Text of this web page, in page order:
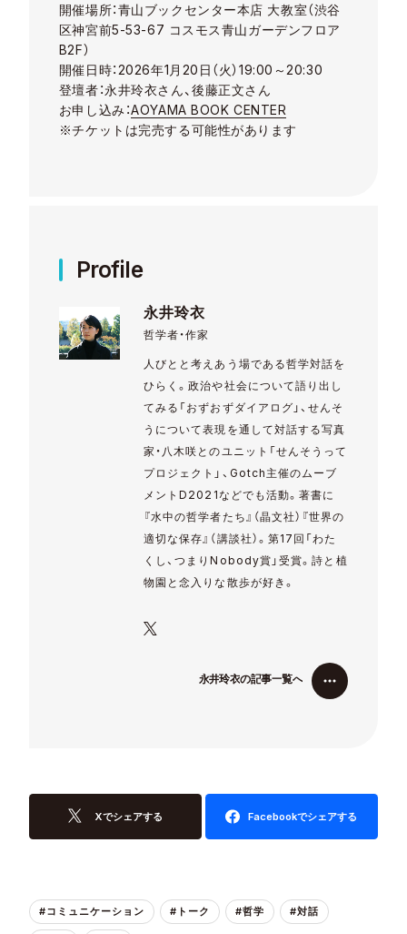
開催場所：青山ブックセンター本店 大教室（渋谷
区神宮前5-53-67 コスモス青山ガーデンフロア
B2F）
開催日時：2026年1月20日（火）19:00～20:30
登壇者：永井玲衣さん、後藤正文さん
お申し込み：AOYAMA BOOK CENTER
※チケットは完売する可能性があります
Profile
永井玲衣
哲学者・作家
人びとと考えあう場である哲学対話を
ひらく。政治や社会について語り出し
てみる「おずおずダイアログ」、せんそ
うについて表現を通して対話する写真
家・八木咲とのユニット「せんそうって
プロジェクト」、Gotch主催のムーブ
メントD2021などでも活動。著書に
『水中の哲学者たち』（晶文社）『世界の
適切な保存』（講談社）。第17回「わた
くし、つまりNobody賞」受賞。詩と植
物園と念入りな散歩が好き。
永井玲衣の記事一覧へ
Xでシェアする Facebookでシェアする
#コミュニケーション #トーク #哲学 #対話